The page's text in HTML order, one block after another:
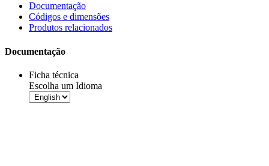
Documentação
Códigos e dimensões
Produtos relacionados
Documentação
Ficha técnica
Escolha um Idioma